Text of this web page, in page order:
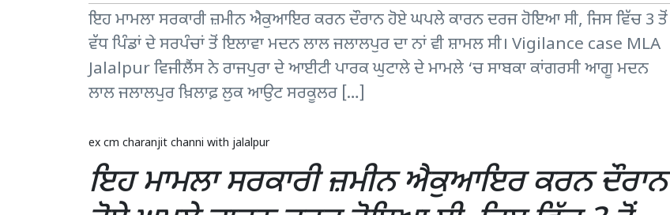
ਇਹ ਮਾਮਲਾ ਸਰਕਾਰੀ ਜ਼ਮੀਨ ਐਕੁਆਇਰ ਕਰਨ ਦੌਰਾਨ ਹੋਏ ਘਪਲੇ ਕਾਰਨ ਦਰਜ ਹੋਇਆ ਸੀ, ਜਿਸ ਵਿੱਚ 3 ਤੋਂ
ਵੱਧ ਪਿੰਡਾਂ ਦੇ ਸਰਪੰਚਾਂ ਤੋਂ ਇਲਾਵਾ ਮਦਨ ਲਾਲ ਜਲਾਲਪੁਰ ਦਾ ਨਾਂ ਵੀ ਸ਼ਾਮਲ ਸੀ। Vigilance case MLA
Jalalpur ਵਿਜੀਲੈਂਸ ਨੇ ਰਾਜਪੁਰਾ ਦੇ ਆਈਟੀ ਪਾਰਕ ਘੁਟਾਲੇ ਦੇ ਮਾਮਲੇ ‘ਚ ਸਾਬਕਾ ਕਾਂਗਰਸੀ ਆਗੂ ਮਦਨ
ਲਾਲ ਜਲਾਲਪੁਰ ਖ਼ਿਲਾਫ਼ ਲੁਕ ਆਉਟ ਸਰਕੂਲਰ […]
ex cm charanjit channi with jalalpur
ਇਹ ਮਾਮਲਾ ਸਰਕਾਰੀ ਜ਼ਮੀਨ ਐਕੁਆਇਰ ਕਰਨ ਦੌਰਾਨ